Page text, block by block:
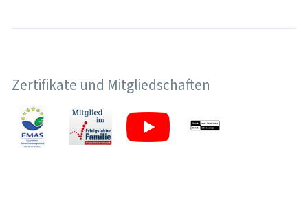
Zertifikate und Mitgliedschaften